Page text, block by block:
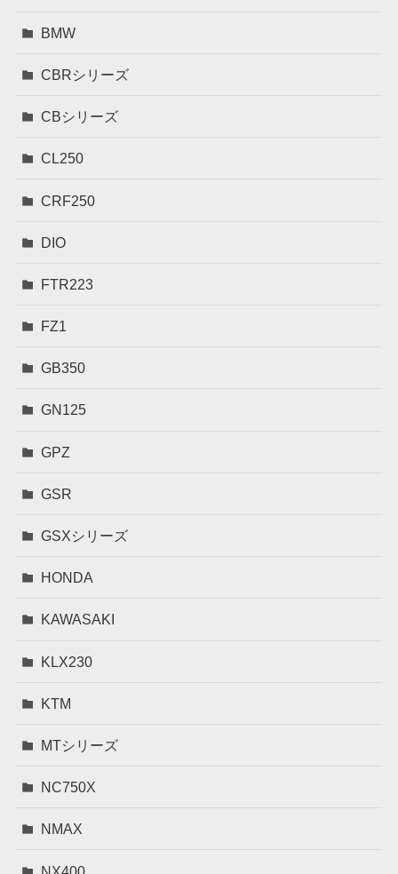
BMW
CBRシリーズ
CBシリーズ
CL250
CRF250
DIO
FTR223
FZ1
GB350
GN125
GPZ
GSR
GSXシリーズ
HONDA
KAWASAKI
KLX230
KTM
MTシリーズ
NC750X
NMAX